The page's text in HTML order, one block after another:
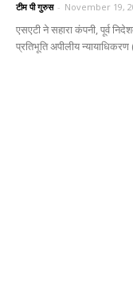
टीम पी गुरुस - November 19,
एसएटी ने सहारा कंपनी, पूर्व
प्रतिभूति अपीलीय